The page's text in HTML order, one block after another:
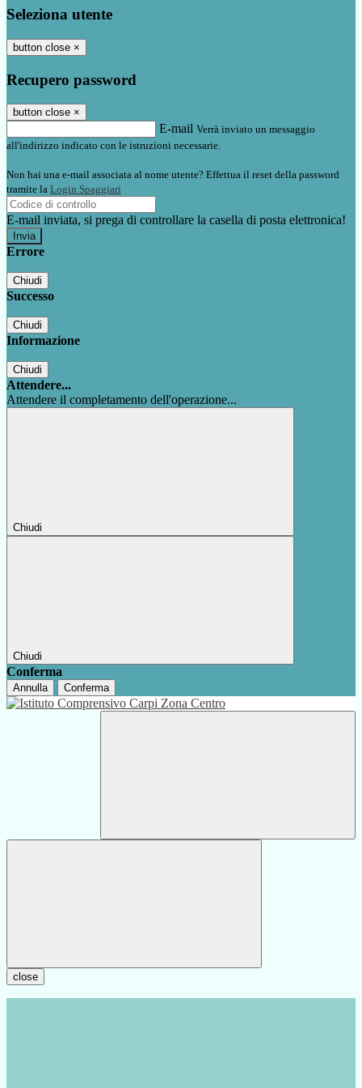
Seleziona utente
button close ×
Recupero password
button close ×
E-mail Verrà inviato un messaggio
all'indirizzo indicato con le istruzioni necessarie.
Non hai una e-mail associata al nome utente? Effettua il reset della password
tramite la Login Spaggiari
E-mail inviata, si prega di controllare la casella di posta elettronica!
Errore
Chiudi
Successo
Chiudi
Informazione
Chiudi
Attendere...
Attendere il completamento dell'operazione...
Chiudi
Chiudi
Conferma
Annulla Conferma
close